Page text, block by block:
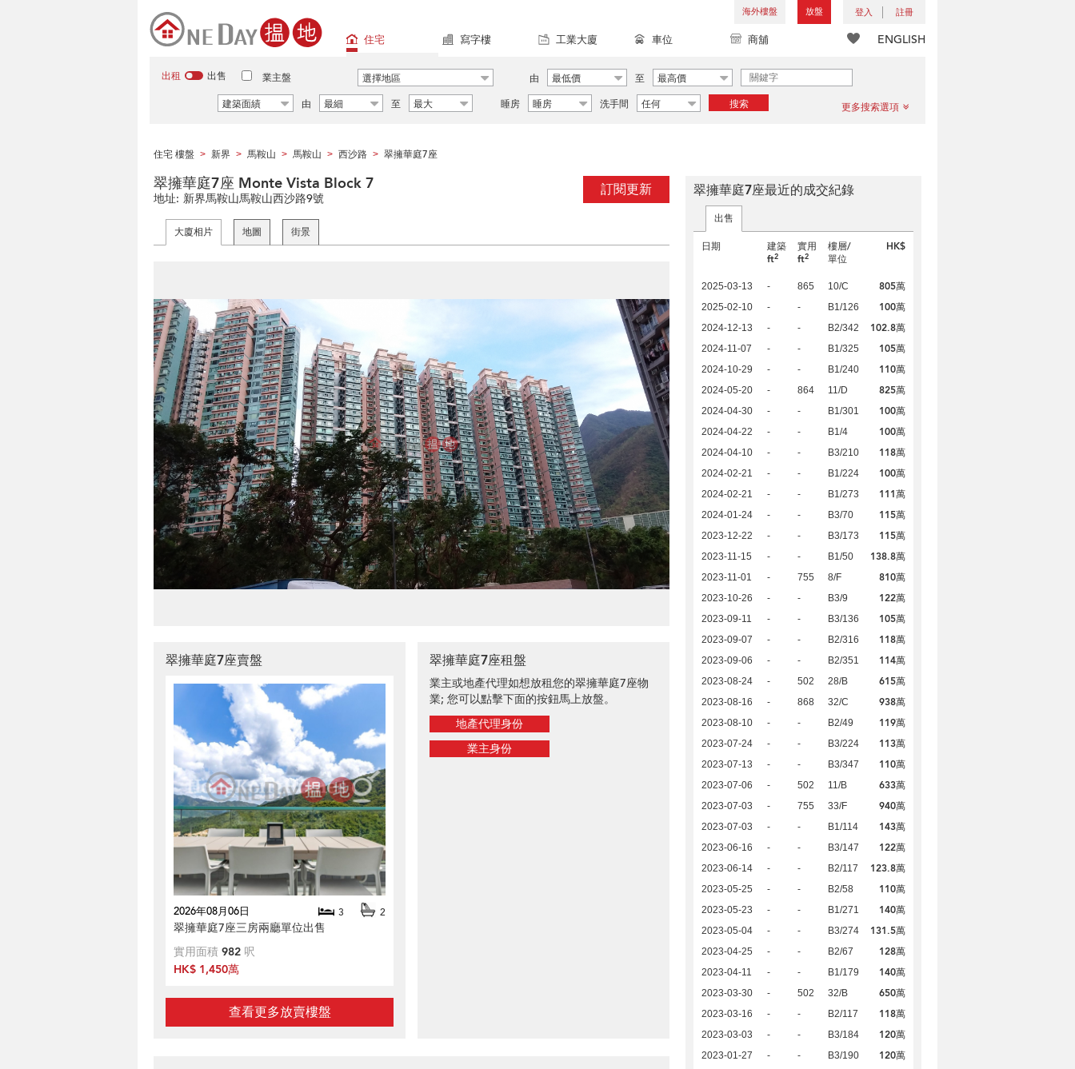
海外樓盤 放盤 登入 註冊
ENGLISH
住宅 寫字樓 工業大廈 車位 商舖
出租 出售 業主盤 選擇地區 由 最低價 至
最高價
建築面績
由 最細 至 最大 睡房 睡房 洗手間 任何 搜索 更多搜索選項
住宅 樓盤 > 新界 > 馬鞍山 > 馬鞍山 > 西沙路 > 翠擁華庭7座
訂閱更新
翠擁華庭7座 Monte Vista Block 7
地址: 新界馬鞍山馬鞍山西沙路9號
大廈相片 地圖 街景
翠擁華庭7座賣盤
2026年08月06日 3 2
翠擁華庭7座三房兩廳單位出售
實用面積 982 呎
HK$ 1,450萬
查看更多放賣樓盤
翠擁華庭7座租盤
業主或地產代理如想放租您的翠擁華庭7座物
業; 您可以點擊下面的按鈕馬上放盤。
地產代理身份
業主身份
翠擁華庭7座最近的成交紀錄
出售
日期
建築
ft2
實用
ft2
樓層/
單位
HK$
2025-03-13 - 865 10/C 805萬
2025-02-10 - - B1/126 100萬
2024-12-13 - - B2/342 102.8萬
2024-11-07 - - B1/325 105萬
2024-10-29 - - B1/240 110萬
2024-05-20 - 864 11/D 825萬
2024-04-30 - - B1/301 100萬
2024-04-22 - - B1/4 100萬
2024-04-10 - - B3/210 118萬
2024-02-21 - - B1/224 100萬
2024-02-21 - - B1/273 111萬
2024-01-24 - - B3/70 115萬
2023-12-22 - - B3/173 115萬
2023-11-15 - - B1/50 138.8萬
2023-11-01 - 755 8/F 810萬
2023-10-26 - - B3/9 122萬
2023-09-11 - - B3/136 105萬
2023-09-07 - - B2/316 118萬
2023-09-06 - - B2/351 114萬
2023-08-24 - 502 28/B 615萬
2023-08-16 - 868 32/C 938萬
2023-08-10 - - B2/49 119萬
2023-07-24 - - B3/224 113萬
2023-07-13 - - B3/347 110萬
2023-07-06 - 502 11/B 633萬
2023-07-03 - 755 33/F 940萬
2023-07-03 - - B1/114 143萬
2023-06-16 - - B3/147 122萬
2023-06-14 - - B2/117 123.8萬
2023-05-25 - - B2/58 110萬
2023-05-23 - - B1/271 140萬
2023-05-04 - - B3/274 131.5萬
2023-04-25 - - B2/67 128萬
2023-04-11 - - B1/179 140萬
2023-03-30 - 502 32/B 650萬
2023-03-16 - - B2/117 118萬
2023-03-03 - - B3/184 120萬
2023-01-27 - - B3/190 120萬